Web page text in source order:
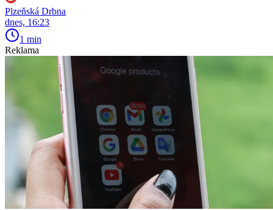
Plzeňská Drbna
dnes, 16:23
1 min
Reklama